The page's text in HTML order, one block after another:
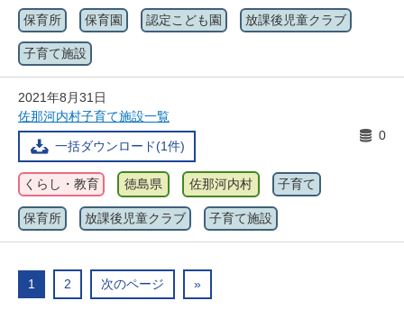
保育所 保育園 認定こども園 放課後児童クラブ
子育て施設
2021年8月31日
佐那河内村子育て施設一覧
一括ダウンロード(1件)
0
くらし・教育 徳島県 佐那河内村 子育て
保育所 放課後児童クラブ 子育て施設
1 2 次のページ »